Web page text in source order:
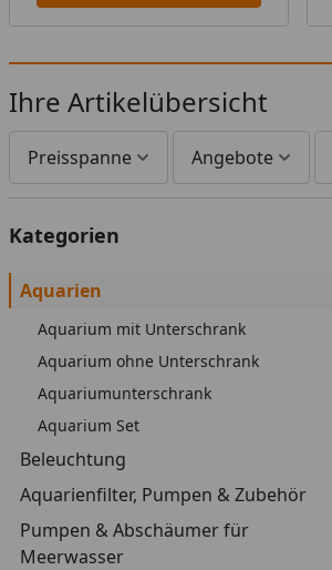
Ihre Artikelübersicht
Preisspanne Angebote
Kategorien
Aquarien
Aquarium mit Unterschrank
Aquarium ohne Unterschrank
Aquariumunterschrank
Aquarium Set
Beleuchtung
Aquarienfilter, Pumpen & Zubehör
Pumpen & Abschäumer für
Meerwasser